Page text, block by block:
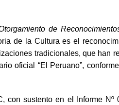
de
de la Cultura es el
tradicionales, que han
oficial “El Peruano”,
sustento en el Informe Nº